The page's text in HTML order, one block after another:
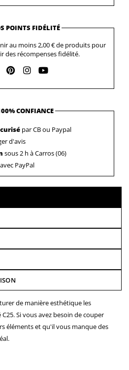
POINTS FIDÉLITÉ
au moins 2,00 € de produits pour
des récompenses fidélité.
CONFIANCE
par CB ou Paypal
d'avis
sous 2 h à Carros (06)
PayPal
de manière esthétique les
Si vous avez besoin de couper
éléments et qu'il vous manque des